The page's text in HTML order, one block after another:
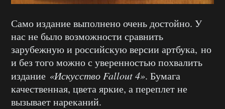
Само издание выполнено очень достойно. У
нас не было возможности сравнить
зарубежную и российскую версии артбука, но
и без того можно с уверенностью похвалить
издание «Искусство Fallout 4». Бумага
качественная, цвета яркие, а переплет не
вызывает нареканий.